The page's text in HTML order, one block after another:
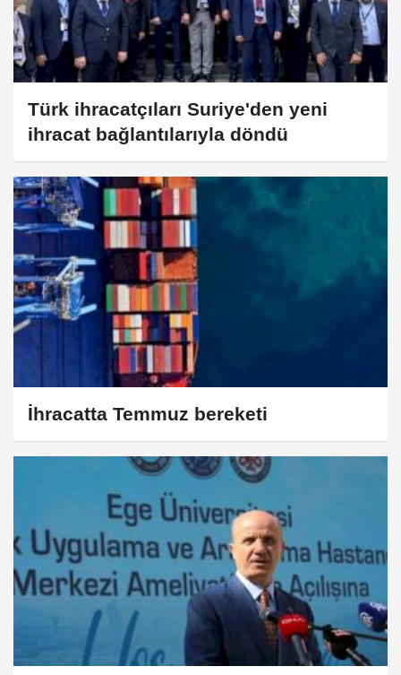
Türk ihracatçıları Suriye'den yeni
ihracat bağlantılarıyla döndü
İhracatta Temmuz bereketi